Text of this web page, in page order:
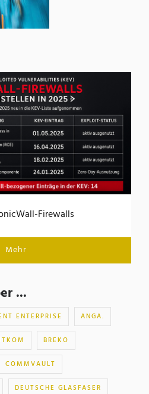
Firewalls
Mehr
...
ENTERPRISE ANGA.
BREKO
COMMVAULT
DEUTSCHE GLASFASER